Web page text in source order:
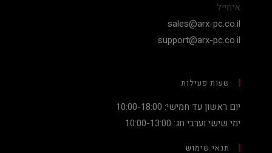
אימייל
sales@arx-pc.co.il
support@arx-pc.co.il
שעות פעילות
יום ראשון עד חמישי: 10:00-18:00
ימי שישי וערבי חג: 10:00-13:00
תנאי שימוש